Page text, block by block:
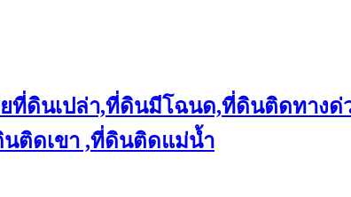
ที่ดินเปล่า,ที่ดินมีโฉนด,ที่ดินติดทางด่
นติดเขา ,ที่ดินติดแม่น้ำ